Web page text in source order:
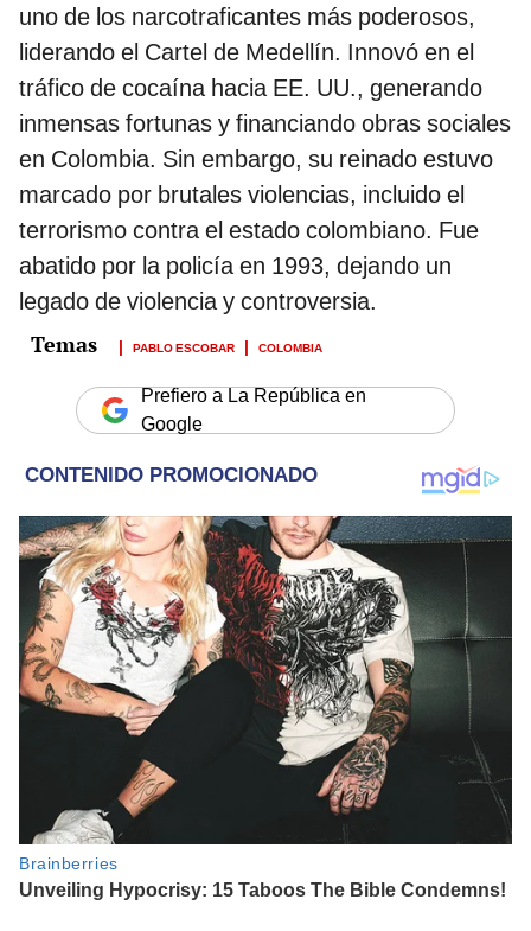
uno de los narcotraficantes más poderosos,
liderando el Cartel de Medellín. Innovó en el
tráfico de cocaína hacia EE. UU., generando
inmensas fortunas y financiando obras sociales
en Colombia. Sin embargo, su reinado estuvo
marcado por brutales violencias, incluido el
terrorismo contra el estado colombiano. Fue
abatido por la policía en 1993, dejando un
legado de violencia y controversia.
PABLO ESCOBAR COLOMBIA
Prefiero a La República en
Google